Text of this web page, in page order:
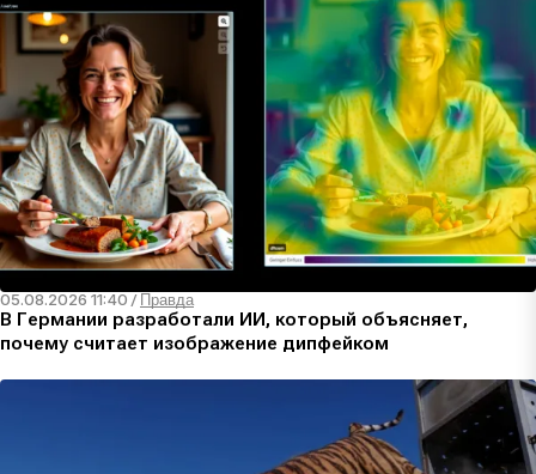
05.08.2026 11:40 / Правда
В Германии разработали ИИ, который объясняет,
почему считает изображение дипфейком